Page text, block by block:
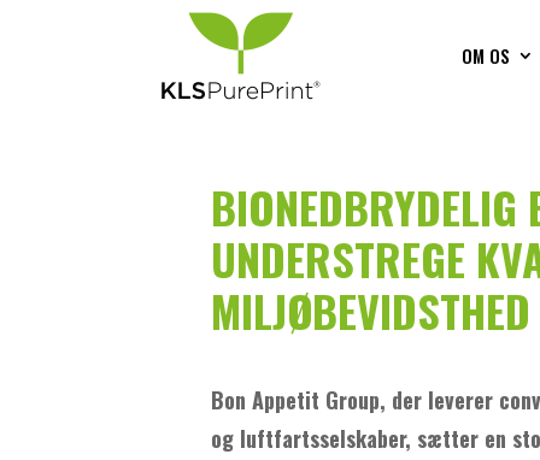
OM OS
BIONEDBRYDELIG
UNDERSTREGE
MILJØBEVIDSTHED
Bon Appetit Group, der leverer
og luftfartsselskaber, sætter en